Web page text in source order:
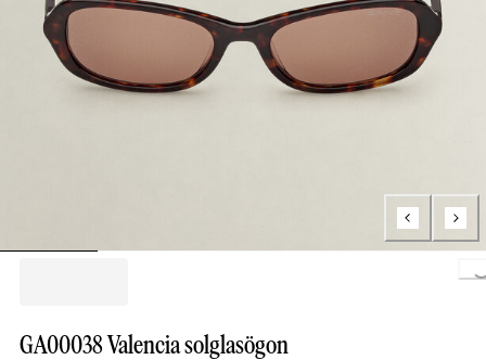
GA00038 Valencia solglasögon